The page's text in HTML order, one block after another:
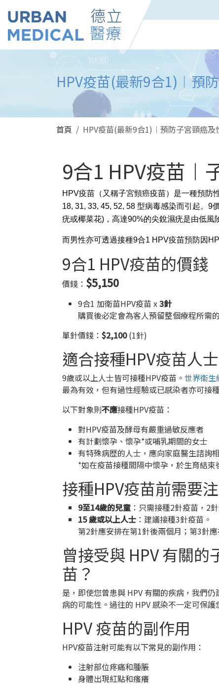
HPV疫苗(最新9合1)︱預
首頁 HPV疫苗(最新9合1)︱預防子宮頸癌
9合1 HPV疫苗︱
HPV疫苗（又稱子宮頸癌疫苗）是一種預防
18, 31, 33, 45, 52, 58 型病毒感染而引起。9
疣或椰菜花)，高達90%的尖銳濕疣是由低
而男性亦可透過接種9合1 HPV疫苗預防因
9合1 HPV疫苗的價錢
價錢： $5,150
9合1 加衛苗HPV疫苗 x3針
購買後必定會為客人預留整個療程所需
單針價錢： $2,100(1針)
適合接種HPV疫苗人士
9歲或以上人士皆可接種HPV疫苗。 世界衞生
最為有效，但有過性經驗或已感染者亦可接
以下對象則不應接種HPV疫苗：
對HPV疫苗及酵母有嚴重過敏反應者
有計劃懷孕、懷孕*或哺乳期間的女士
有特殊病歴的人士，應向家庭醫生諮詢
*如在疫苗接種間隔中懷孕，於生育結束
接種HPV疫苗前需要
9至14歲的兒童 ：只需接種2針疫苗，2
15 歲或以上人士 ：建議接種3針疫苗。
第2針應安排在第1針後兩個月；第3針
曾接受與 HPV 有關
苗？
是，即使您曾患與 HPV 有關的疾病，我們
病的可能性。過往的 HPV 感染不一定可保
HPV 疫苗的副作用
HPV疫苗注射可能有以下常見的副作用：
注射部位疼痛和腫脹
身體出現紅點和瘙癢